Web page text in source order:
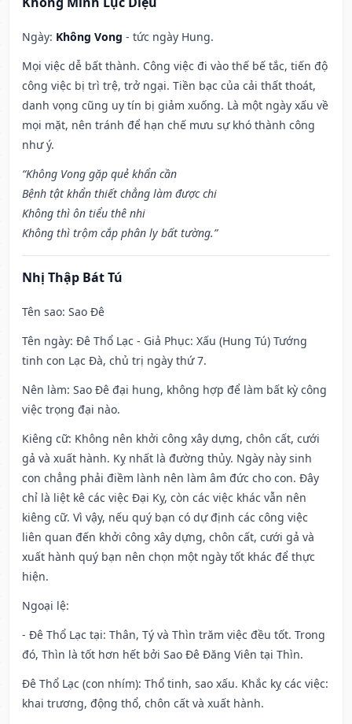
Ngày: Không Vong - tức ngày Hung.
Mọi việc dễ bất thành. Công việc đi vào thế bế tắc, tiến độ
công việc bị trì trệ, trở ngại. Tiền bạc của cải thất thoát,
danh vọng cũng uy tín bị giảm xuống. Là một ngày xấu về
mọi mặt, nên tránh để hạn chế mưu sự khó thành công
như ý.
“Không Vong gặp quẻ khẩn cần
Bệnh tật khẩn thiết chẳng làm được chi
Không thì ôn tiểu thê nhi
Không thì trộm cắp phân ly bất tường.”
Nhị Thập Bát Tú
Tên sao: Sao Đê
Tên ngày: Đê Thổ Lạc - Giả Phục: Xấu (Hung Tú) Tướng
tinh con Lạc Đà, chủ trị ngày thứ 7.
Nên làm: Sao Đê đại hung, không hợp để làm bất kỳ công
việc trọng đại nào.
Kiêng cữ: Không nên khởi công xây dựng, chôn cất, cưới
gả và xuất hành. Kỵ nhất là đường thủy. Ngày này sinh
con chẳng phải điềm lành nên làm âm đức cho con. Đây
chỉ là liệt kê các việc Đại Kỵ, còn các việc khác vẫn nên
kiêng cữ. Vì vậy, nếu quý bạn có dự định các công việc
liên quan đến khởi công xây dựng, chôn cất, cưới gả và
xuất hành quý bạn nên chọn một ngày tốt khác để thực
hiện.
Ngoại lệ:
- Đê Thổ Lạc tại: Thân, Tý và Thìn trăm việc đều tốt. Trong
đó, Thìn là tốt hơn hết bởi Sao Đê Đăng Viên tại Thìn.
Đê Thổ Lạc (con nhím): Thổ tinh, sao xấu. Khắc kỵ các việc:
khai trương, động thổ, chôn cất và xuất hành.